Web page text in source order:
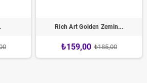
Rich Art Golden Zemin...
₺159,00 ₺185,00